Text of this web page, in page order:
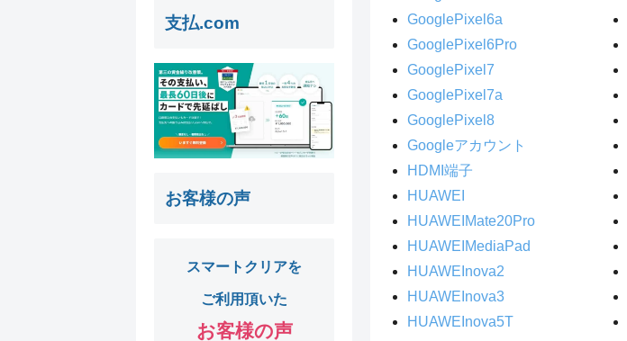
GooglePixel6a
GooglePixel6Pro
GooglePixel7
GooglePixel7a
GooglePixel8
Googleアカウント
HDMI端子
HUAWEI
HUAWEIMate20Pro
HUAWEIMediaPad
HUAWEInova2
HUAWEInova3
HUAWEInova5T
支払.com
お客様の声
スマートクリアを
ご利用頂いた
お客様の声